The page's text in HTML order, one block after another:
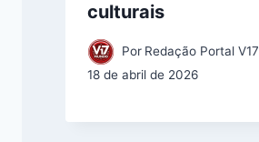
culturais
Por Redação Portal V17
18 de abril de 2026